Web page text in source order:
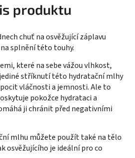
produktu
chuť na osvěžující záplavu
splnění této touhy.
které na sebe vážou vlhkost,
jediné stříknutí této hydratační mlhy
vláčnosti a jemnosti. Ale to
pokožce hydrataci a
ji chránit před negativními
mlhu můžete použít také na tělo
osvěžujícího je ideální pro co